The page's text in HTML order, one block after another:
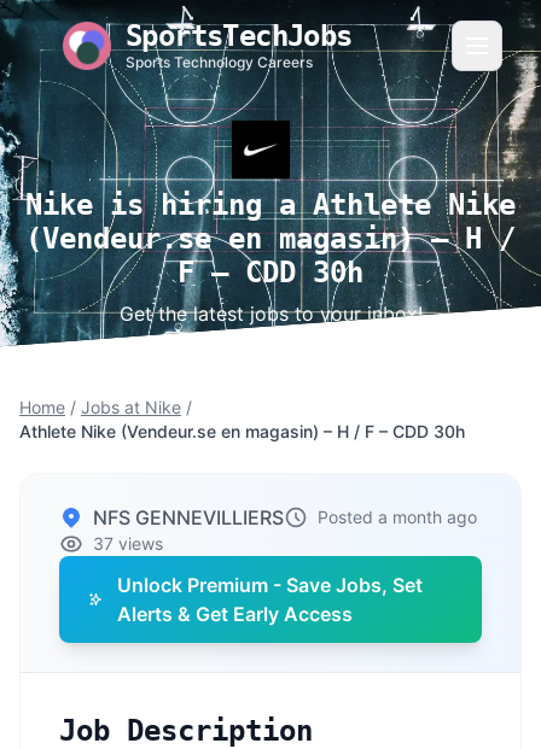
SportsTechJobs
Sports Technology Careers
Nike is hiring a Athlete Nike
(Vendeur.se en magasin) – H /
F – CDD 30h
Get the latest jobs to your inbox!
Home / Jobs at Nike /
Athlete Nike (Vendeur.se en magasin) – H / F – CDD 30h
NFS GENNEVILLIERS
Posted a month ago
37 views
Unlock Premium - Save Jobs, Set
Alerts & Get Early Access
Job Description